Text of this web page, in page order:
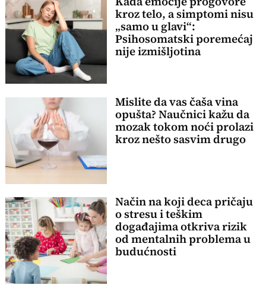
kroz telo, a simptomi nisu
„samo u glavi“:
Psihosomatski poremećaj
nije izmišljotina
Mislite da vas čaša vina
opušta? Naučnici kažu da
mozak tokom noći prolazi
kroz nešto sasvim drugo
Način na koji deca pričaju
o stresu i teškim
događajima otkriva rizik
od mentalnih problema u
budućnosti